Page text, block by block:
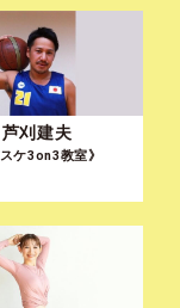
芦刈建夫
スケ3on3教室》